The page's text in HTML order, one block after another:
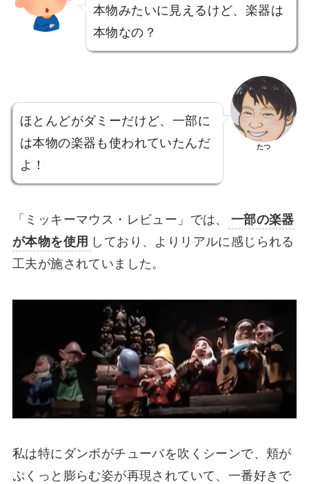
本物みたいに見えるけど、楽器は
本物なの？
ほとんどがダミーだけど、一部に
は本物の楽器も使われていたんだ
よ！
たつ
「ミッキーマウス・レビュー」では、
一部の楽器
が本物を使用 しており、よりリアルに感じられる
工夫が施されていました。
私は特にダンボがチューバを吹くシーンで、頬が
ぷくっと膨らむ姿が再現されていて、一番好きで